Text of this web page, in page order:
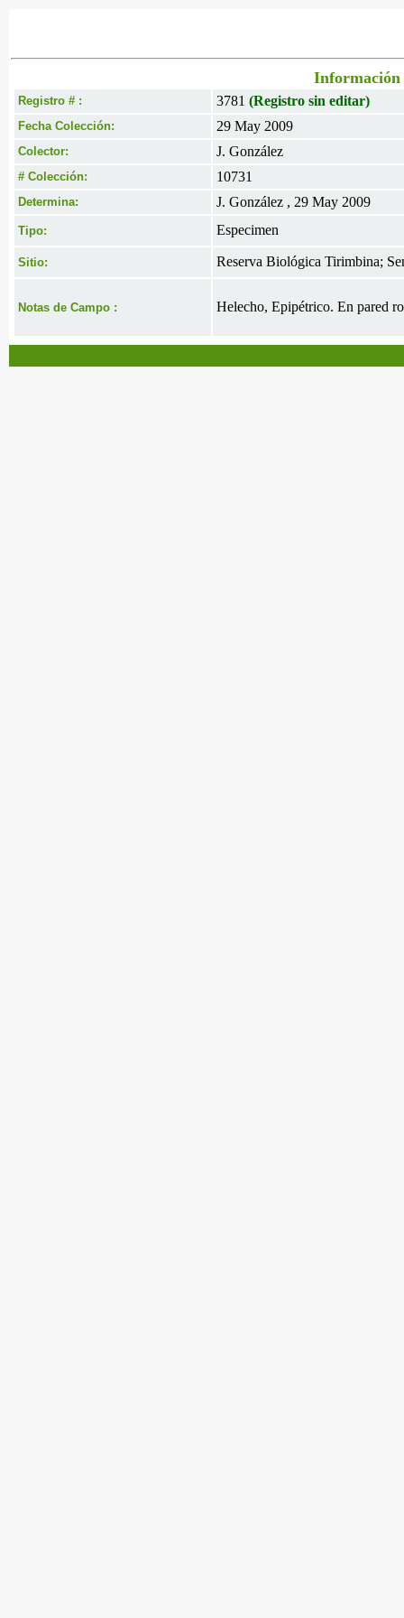
Información
Registro # : 3781 (Registro sin editar)
Fecha Colección: 29 May 2009
Colector: J. González
# Colección: 10731
Determina: J. González , 29 May 2009
Tipo: Especimen
Sitio: Reserva Biológica Tirimbina;
Notas de Campo : Helecho, Epipétrico. En pared